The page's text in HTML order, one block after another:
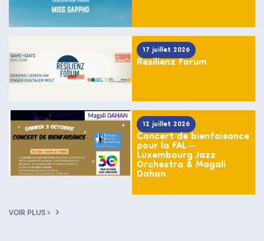
17 juillet 2026
Resilienz Forum
12 juillet 2026
Concert de bienfaisance
pour la FAL—
Luxembourg Jazz
Orchestra & Magali
Dahan
VOIR PLUS >